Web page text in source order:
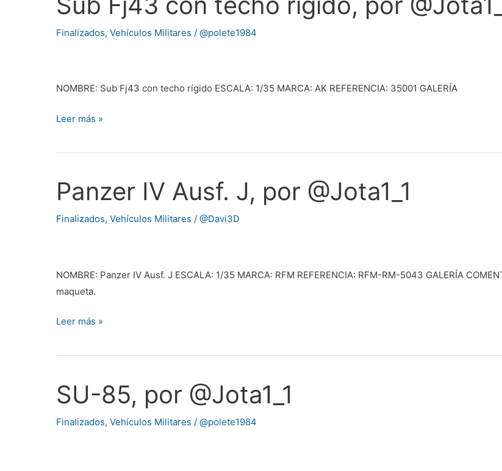
Finalizados, Vehículos Militares / @polete1984
NOMBRE: Sub Fj43 con techo rígido ESCALA: 1/35 MARCA: AK REFERENCIA: 35001 GALERÍA
Fj43
con
Leer más »
Panzer IV Ausf. J, por @Jota1_1
Finalizados, Vehículos Militares / @Davi3D
NOMBRE: Panzer IV Ausf. J ESCALA: 1/35 MARCA: RFM REFERENCIA: RFM-RM-5043 GALERÍA
maqueta.
Panzer
IV
Ausf.
Leer más »
SU-85, por @Jota1_1
Finalizados, Vehículos Militares / @polete1984
SU-
85,
por